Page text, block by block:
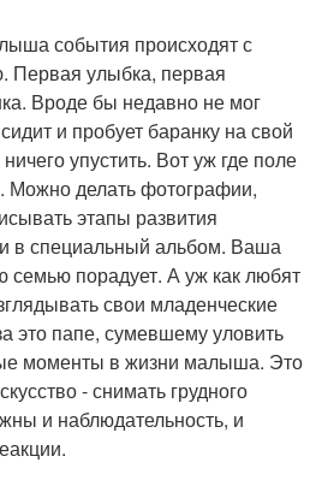
события происходят с
Первая улыбка, первая
Вроде бы недавно не мог
и пробует баранку на свой
упустить. Вот уж где поле
Можно делать фотографии,
этапы развития
в специальный альбом. Ваша
семью порадует. А уж как любят
свои младенческие
это папе, сумевшему уловить
моменты в жизни малыша. Это
- снимать грудного
и наблюдательность, и